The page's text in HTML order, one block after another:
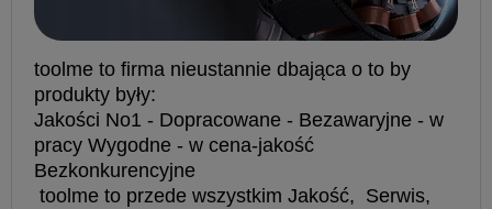
toolme to firma nieustannie dbająca o to by
produkty były:
Jakości No1 - Dopracowane - Bezawaryjne - w
pracy Wygodne - w cena-jakość
Bezkonkurencyjne
toolme to przede wszystkim Jakość, Serwis,